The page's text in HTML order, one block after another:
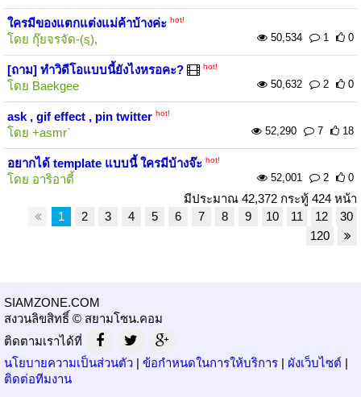
ใครมีของแตกแต่งแม่ค้าบ้างค่ะ hot!
โดย กุ๊ยจรจัด-(sฺ), 50,534 1 0
[ถาม] ทำวิดีโอแบบนี้ยังไงหรอคะ? hot!
โดย Baekgee 50,632 2 0
ask , gif effect , pin twitter hot!
โดย +asmr` 52,290 7 18
อยากได้ template แบบนี้ ใครมีบ้างจ๊ะ hot!
โดย อาริอาตี้ 52,001 2 0
มีประมาณ 42,372 กระทู้ 424 หน้า
1
2 3 4 5 6 7 8 9 10 11 12
30
120
SIAMZONE.COM
สงวนลิขสิทธิ์ © สยามโซน.คอม
ติดตามเราได้ที่
นโยบายความเป็นส่วนตัว | ข้อกำหนดในการให้บริการ | ผังเว็บไซต์ |
ติดต่อทีมงาน